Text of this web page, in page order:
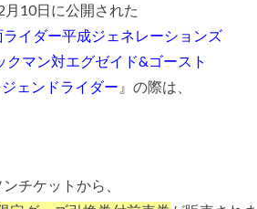
月10日に公開された
ライダー平成ジェネレーションズ
クマン対エグゼイド&ゴースト
ェンドライダー 』の際は、
チケットから、